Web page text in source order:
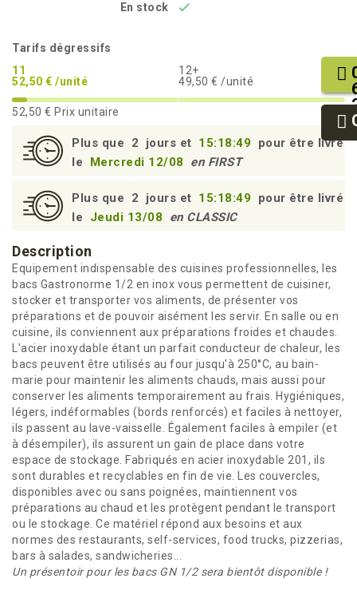
En stock 
Tarifs dégressifs
11
52,50 € /unité
12+
49,50 € /unité
52,50 € Prix unitaire
Plus que 2 jours et 15:18:48 pour être livré
le
Mercredi 12/08 en FIRST
Plus que 2 jours et 15:18:48 pour être livré
le
Jeudi 13/08 en CLASSIC
Description
Equipement indispensable des cuisines professionnelles, les
bacs Gastronorme 1/2 en inox vous permettent de cuisiner,
stocker et transporter vos aliments, de présenter vos
préparations et de pouvoir aisément les servir. En salle ou en
cuisine, ils conviennent aux préparations froides et chaudes.
L'acier inoxydable étant un parfait conducteur de chaleur, les
bacs peuvent être utilisés au four jusqu'à 250°C, au bain-
marie pour maintenir les aliments chauds, mais aussi pour
conserver les aliments temporairement au frais. Hygiéniques,
légers, indéformables (bords renforcés) et faciles à nettoyer,
ils passent au lave-vaisselle. Également faciles à empiler (et
à désempiler), ils assurent un gain de place dans votre
espace de stockage. Fabriqués en acier inoxydable 201, ils
sont durables et recyclables en fin de vie. Les couvercles,
disponibles avec ou sans poignées, maintiennent vos
préparations au chaud et les protègent pendant le transport
ou le stockage. Ce matériel répond aux besoins et aux
normes des restaurants, self-services, food trucks, pizzerias,
bars à salades, sandwicheries...
Un présentoir pour les bacs GN 1/2 sera bientôt disponible !